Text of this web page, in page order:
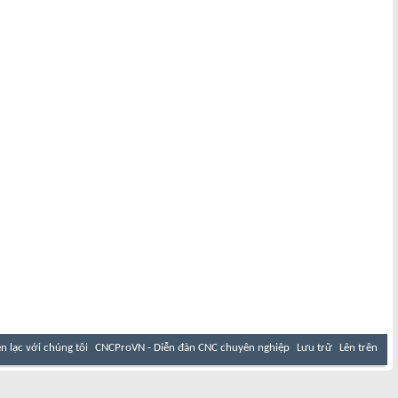
lạc với chúng tôi CNCProVN - Diễn đàn CNC chuyên nghiệp Lưu trữ Lên trên